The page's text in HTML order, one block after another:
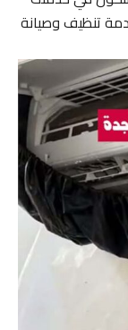
تنظيف وصيانة